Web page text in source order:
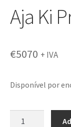
Aja Ki
€5070 + IVA
Disponível por